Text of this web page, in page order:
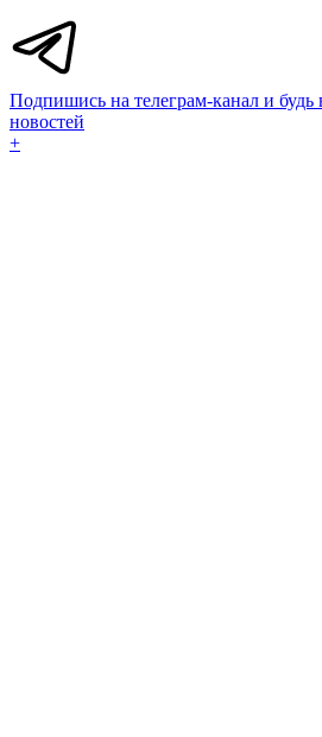
Подпишись на телеграм-канал и будь
новостей
+